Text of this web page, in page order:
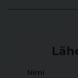
Nimi